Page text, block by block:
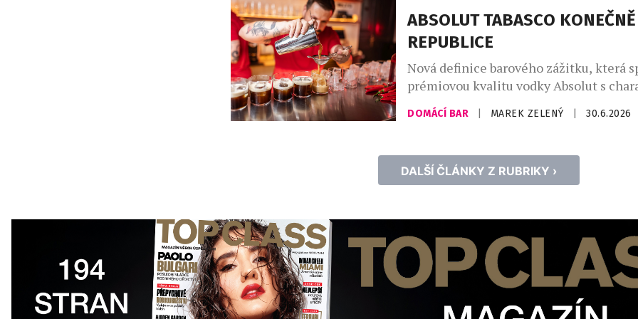
ABSOLUT TABASCO KONEČNĚ
REPUBLICE
Nová definice barového zážitku, která
prémiovou kvalitu vodky Absolut s
pálivostí omáček TABASCO® pro ty,
intenzitu bez kompromisů. Oficiální
pražském Twist Baru, kde měli hosté
premiérově ochutnat drinky určené
DOMÁCÍ BAR MAREK ZELENÝ 30.6.2026
DALŠÍ ČLÁNKY Z RUBRIKY ›